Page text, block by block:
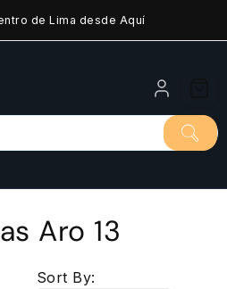
de Lima desde Aquí
Aro 13
Sort By: